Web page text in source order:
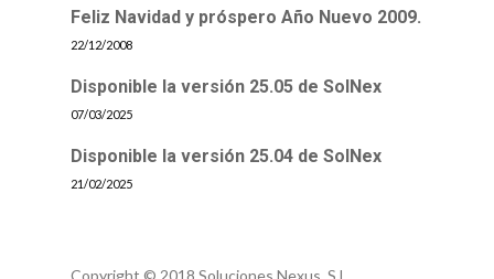
Feliz Navidad y próspero Año Nuevo 2009.
22/12/2008
Disponible la versión 25.05 de SolNex
07/03/2025
Disponible la versión 25.04 de SolNex
21/02/2025